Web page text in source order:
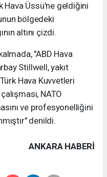
Hava Üssü'ne geldiğini
bölgedeki
altını çizdi.
"ABD Hava
Stillwell, yakıt
Hava Kuvvetleri
NATO
ve profesyonelliğini
denildi.
ANKARA HABERİ